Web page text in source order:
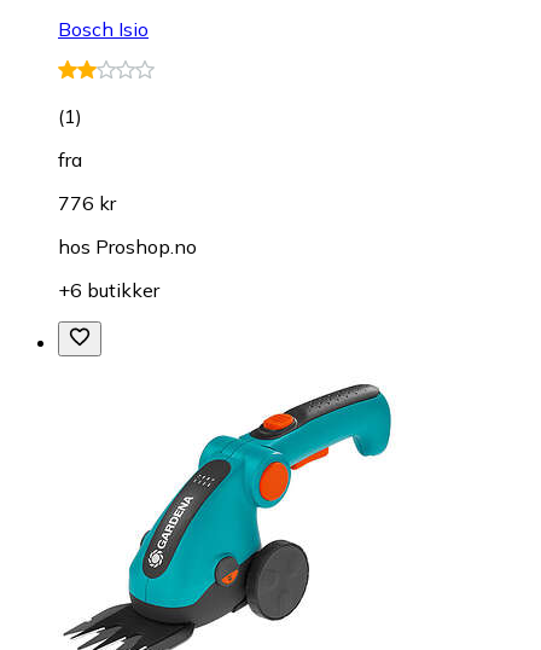
Bosch Isio
(1)
fra
776 kr
hos Proshop.no
+6 butikker